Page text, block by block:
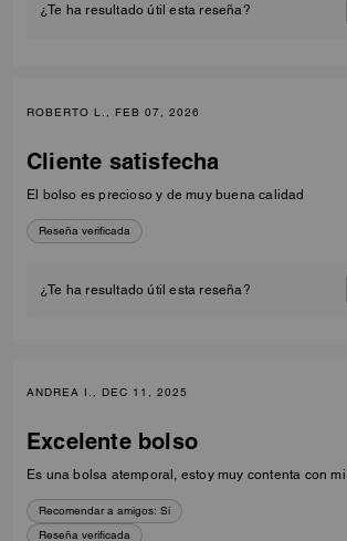
¿Te ha resultado útil esta reseña?
ROBERTO L., FEB 07, 2026
Cliente satisfecha
El bolso es precioso y de muy buena calidad
Reseña verificada
¿Te ha resultado útil esta reseña?
ANDREA I., DEC 11, 2025
Excelente bolso
Es una bolsa atemporal, estoy muy contenta con
Recomendar a amigos: Sí
Reseña verificada